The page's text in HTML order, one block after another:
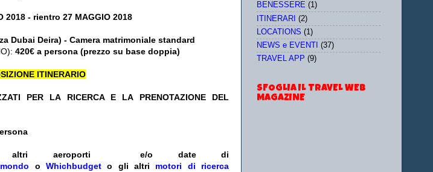
2018 - rientro 27 MAGGIO 2018
Dubai Deira) - Camera matrimoniale standard
420€ a persona (prezzo su base doppia)
ITINERARIO
PER LA RICERCA E LA PRENOTAZIONE DEL
altri aeroporti e/o date di
oWhichbudget o gli altri motori di ricerca
BENESSERE (1)
ITINERARI (2)
LOCATIONS (1)
NEWS e EVENTI
(37)
TRAVEL APP (9)
SFOGLIA IL TRAVEL WEB
MAGAZINE